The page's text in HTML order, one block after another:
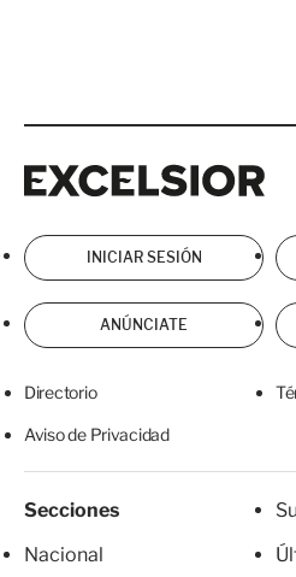
INICIAR SESIÓN
ANÚNCIATE
Directorio
Aviso de Privacidad
Secciones
Nacional